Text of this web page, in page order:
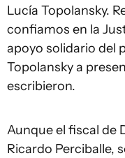
Lucía Topolansky.
confiamos en la
apoyo solidario del
Topolansky a
escribieron.
Aunque el fiscal de
Ricardo Perciballe,